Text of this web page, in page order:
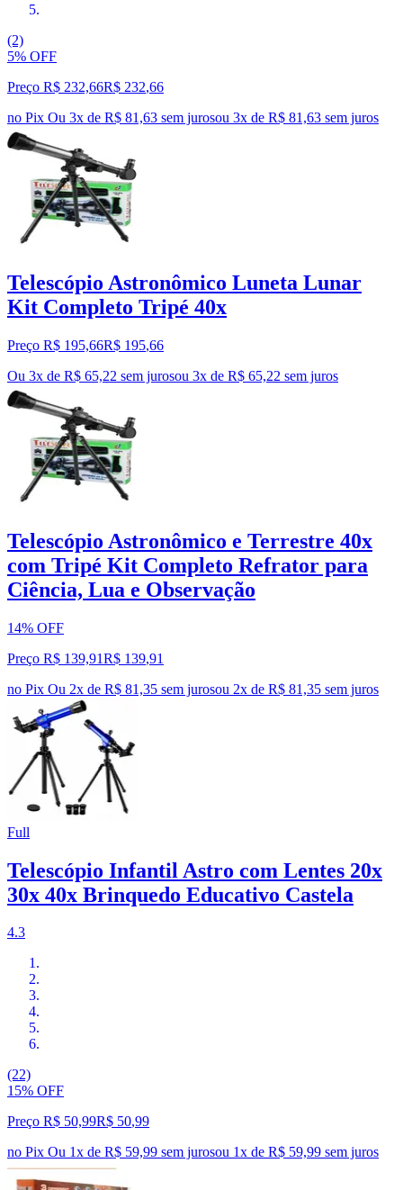
(2)
5% OFF
Preço R$ 232,66R$ 232,66
no Pix Ou 3x de R$ 81,63 sem jurosou 3x de R$ 81,63 sem juros
Telescópio Astronômico Luneta Lunar
Kit Completo Tripé 40x
Preço R$ 195,66R$ 195,66
Ou 3x de R$ 65,22 sem jurosou 3x de R$ 65,22 sem juros
Telescópio Astronômico e Terrestre 40x
com Tripé Kit Completo Refrator para
Ciência, Lua e Observação
14% OFF
Preço R$ 139,91R$ 139,91
no Pix Ou 2x de R$ 81,35 sem jurosou 2x de R$ 81,35 sem juros
Full
Telescópio Infantil Astro com Lentes 20x
30x 40x Brinquedo Educativo Castela
4.3
(22)
15% OFF
Preço R$ 50,99R$ 50,99
no Pix Ou 1x de R$ 59,99 sem jurosou 1x de R$ 59,99 sem juros